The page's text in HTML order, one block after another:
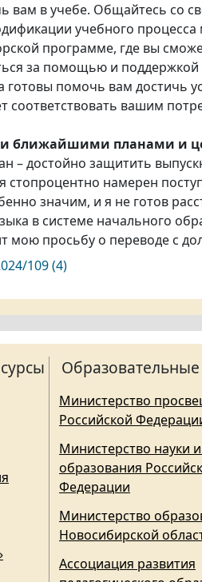
вам в учебе. Общайтесь со
учебного
программе, где вы
за помощью и
готовы помочь вам достичь
соответствовать вашим
ближайшими планами и
– достойно защитить
стопроцентно намерен
значим, и я не готов
в системе начального
просьбу о переводе с
109 (4)
Министерство
Российской
Министерство науки
образования
Федерации
Министерство
Новосибирской
Ассоциация развития